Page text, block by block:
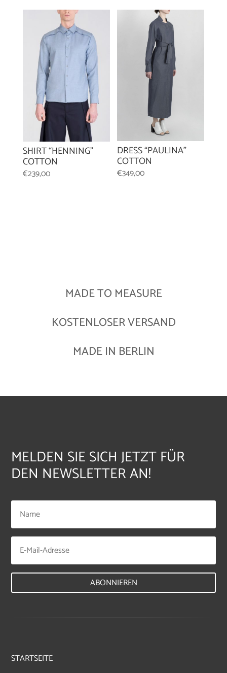
SHIRT “HENNING”
COTTON
€239,00
DRESS “PAULINA”
COTTON
€349,00
MADE TO MEASURE
KOSTENLOSER VERSAND
MADE IN BERLIN
MELDEN SIE SICH JETZT FÜR
DEN NEWSLETTER AN!
ABONNIEREN
STARTSEITE